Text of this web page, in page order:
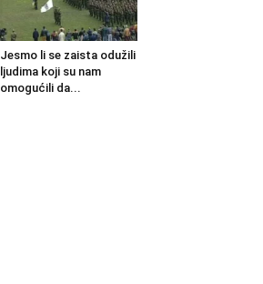
Jesmo li se zaista odužili
ljudima koji su nam
omogućili da...